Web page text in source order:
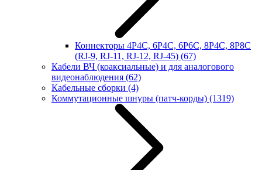
Коннекторы 4P4C, 6P4C, 6P6C, 8P4C, 8P8C
(RJ-9, RJ-11, RJ-12, RJ-45) (67)
Кабели ВЧ (коаксиальные) и для аналогового
видеонаблюдения (62)
Кабельные сборки (4)
Коммутационные шнуры (патч-корды) (1319)